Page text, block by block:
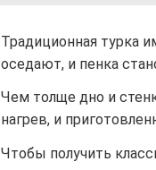
Традиционная турка
оседают, и пенка
Чем толще дно и
нагрев, и
Чтобы получить